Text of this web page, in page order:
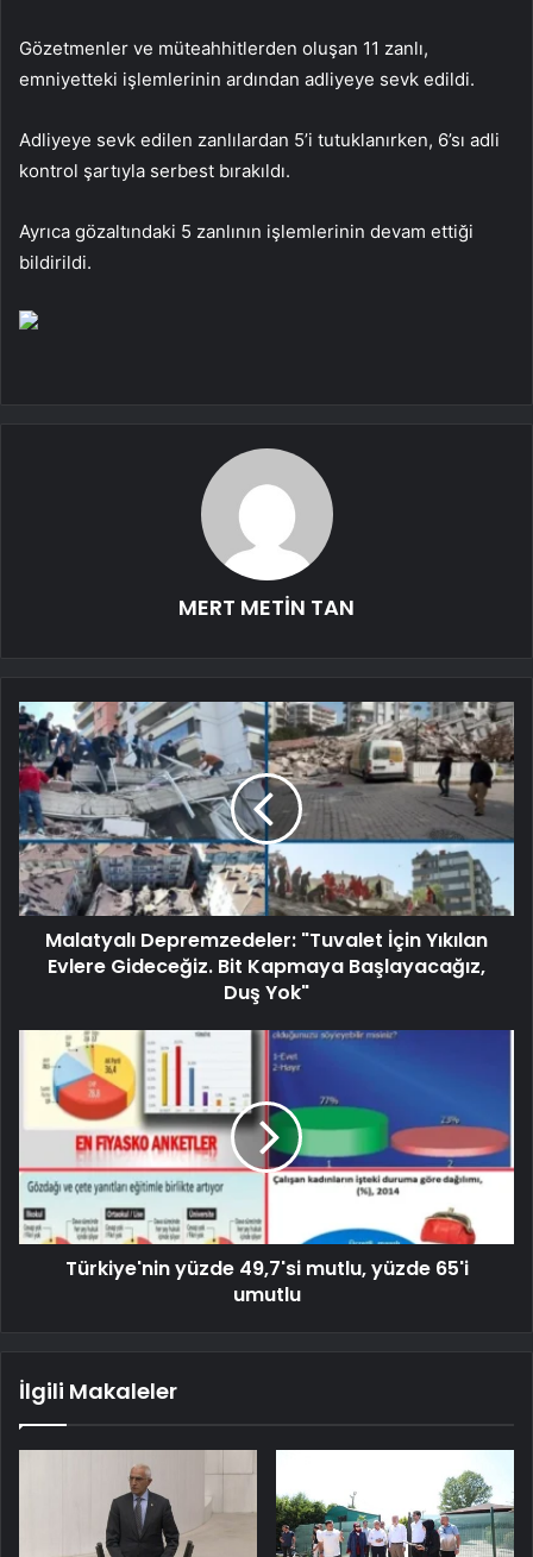
Gözetmenler ve müteahhitlerden oluşan 11 zanlı,
emniyetteki işlemlerinin ardından adliyeye sevk edildi.
Adliyeye sevk edilen zanlılardan 5’i tutuklanırken, 6’sı adli
kontrol şartıyla serbest bırakıldı.
Ayrıca gözaltındaki 5 zanlının işlemlerinin devam ettiği
bildirildi.
MERT METİN TAN
Malatyalı Depremzedeler: "Tuvalet İçin Yıkılan
Evlere Gideceğiz. Bit Kapmaya Başlayacağız,
Duş Yok"
Türkiye'nin yüzde 49,7'si mutlu, yüzde 65'i
umutlu
İlgili Makaleler